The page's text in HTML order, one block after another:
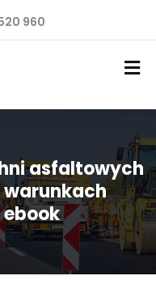
960
asfaltowych